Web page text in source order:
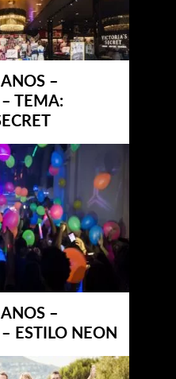
–
TEMA:
–
ESTILO NEON